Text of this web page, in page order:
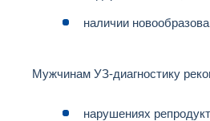
наличии
Мужчинам УЗ-диагностику
нарушениях